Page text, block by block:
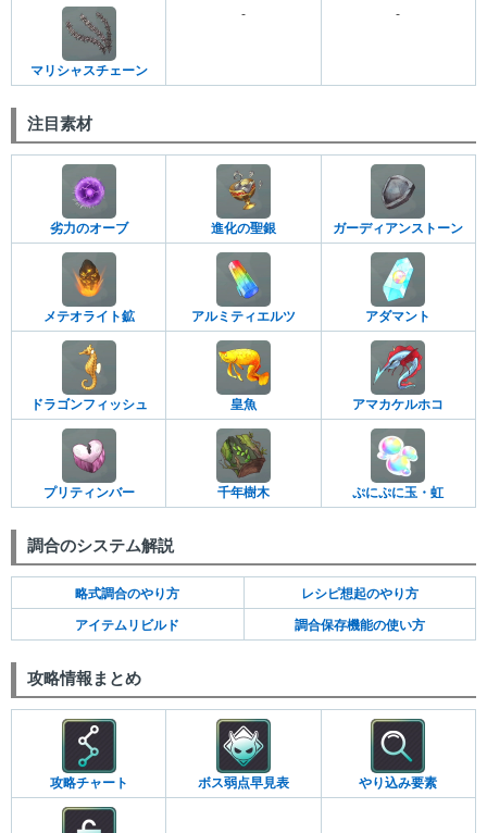
マリシャスチェーン
- -
注目素材
劣力のオーブ 進化の聖銀 ガーディアンストーン
メテオライト鉱 アルミティエルツ アダマント
ドラゴンフィッシュ 皇魚 アマカケルホコ
プリティンバー 千年樹木 ぷにぷに玉・虹
調合のシステム解説
略式調合のやり方 レシピ想起のやり方
アイテムリビルド 調合保存機能の使い方
攻略情報まとめ
攻略チャート ボス弱点早見表 やり込み要素